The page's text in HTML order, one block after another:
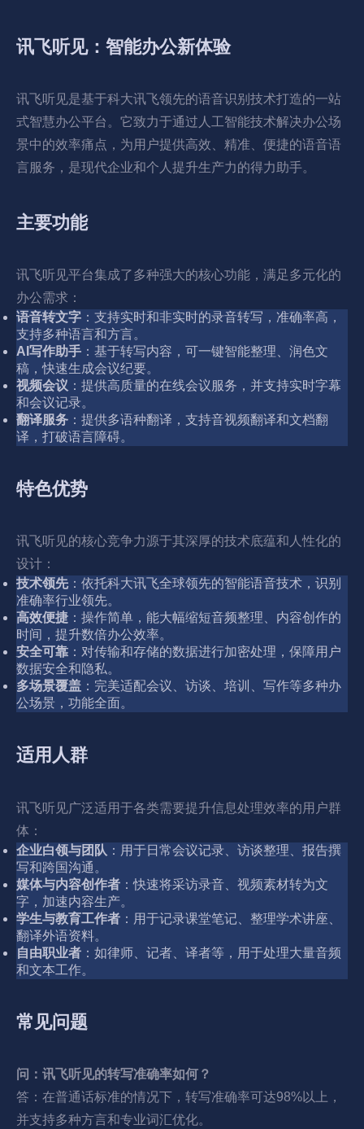
讯飞听见：智能办公新体验
讯飞听见是基于科大讯飞领先的语音识别技术打造的一站
式智慧办公平台。它致力于通过人工智能技术解决办公场
景中的效率痛点，为用户提供高效、精准、便捷的语音语
言服务，是现代企业和个人提升生产力的得力助手。
主要功能
讯飞听见平台集成了多种强大的核心功能，满足多元化的
办公需求：
语音转文字 ：支持实时和非实时的录音转写，准确率高，
支持多种语言和方言。
AI写作助手 ：基于转写内容，可一键智能整理、润色文
稿，快速生成会议纪要。
视频会议 ：提供高质量的在线会议服务，并支持实时字幕
和会议记录。
翻译服务 ：提供多语种翻译，支持音视频翻译和文档翻
译，打破语言障碍。
特色优势
讯飞听见的核心竞争力源于其深厚的技术底蕴和人性化的
设计：
技术领先：依托科大讯飞全球领先的智能语音技术，识别
准确率行业领先。
高效便捷 ：操作简单，能大幅缩短音频整理、内容创作的
时间，提升数倍办公效率。
安全可靠 ：对传输和存储的数据进行加密处理，保障用户
数据安全和隐私。
多场景覆盖 ：完美适配会议、访谈、培训、写作等多种办
公场景，功能全面。
适用人群
讯飞听见广泛适用于各类需要提升信息处理效率的用户群
体：
企业白领与团队 ：用于日常会议记录、访谈整理、报告撰
写和跨国沟通。
媒体与内容创作者 ：快速将采访录音、视频素材转为文
字，加速内容生产。
学生与教育工作者 ：用于记录课堂笔记、整理学术讲座、
翻译外语资料。
自由职业者 ：如律师、记者、译者等，用于处理大量音频
和文本工作。
常见问题
问：讯飞听见的转写准确率如何？
答：在普通话标准的情况下，转写准确率可达98%以上，
并支持多种方言和专业词汇优化。